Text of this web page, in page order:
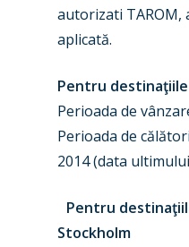
autorizati TAROM,
aplicată.
Pentru destinaţiile
Perioada de
Perioada de
2014 (data
Pentru
Stockholm